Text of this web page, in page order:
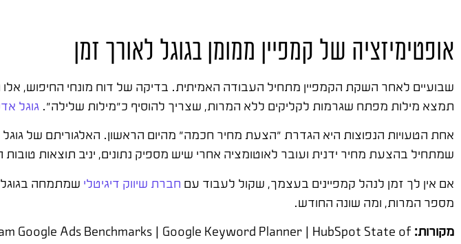
אופטימיזציה של קמפיין ממומן בגוגל לאורך זמן
שבועיים לאחר השקת הקמפיין מתחיל העבודה האמיתית. בדיקה של דוח מונחי החיפוש,
תמצא מילות מפתח שגרמות לקליקים ללא המרות, שצריך להוסיף כ"מילות שלילה". גוגל
שמתחיל בהצעת מחיר ידנית ועובר לאוטומציה אחרי שיש מספיק נתונים, יניב תוצאות טובות
אם אין לך זמן לנהל קמפיינים בעצמך, שקול לעבוד עם חברת שיווק דיגיטלי שמתמחה בגוגל
מספר המרות, ומה שונה החודש.
מקורות: Google Ads Benchmarks | Google Keyword Planner | HubSpot State of